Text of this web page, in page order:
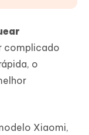
complicado
o
Xiaomi,